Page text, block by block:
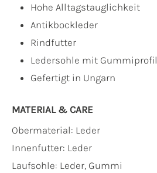
Hohe Alltagstauglichkeit
Antikbockleder
Rindfutter
Ledersohle mit Gummiprofil
Gefertigt in Ungarn
MATERIAL & CARE
Obermaterial: Leder
Innenfutter: Leder
Laufsohle: Leder, Gummi